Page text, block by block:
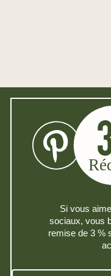
Si vous
sociaux, vous
remise de 3 %